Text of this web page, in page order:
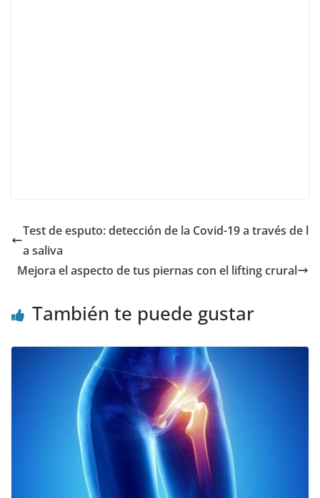
Test de esputo: detección de la Covid-19 a través de l
a saliva
Mejora el aspecto de tus piernas con el lifting crural
También te puede gustar